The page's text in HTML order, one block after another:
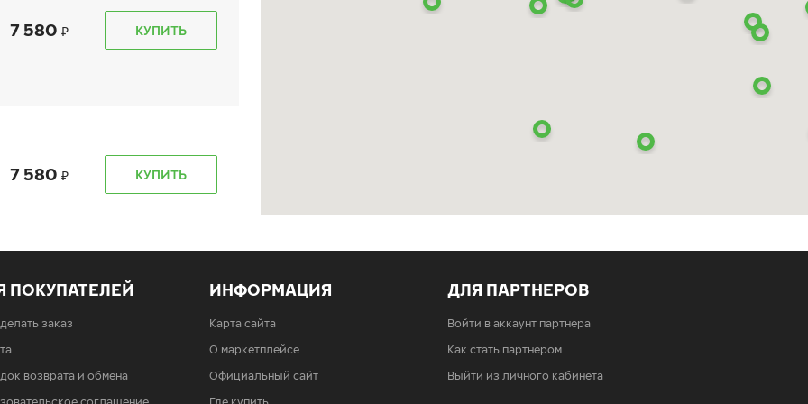
7 580 КУПИТЬ
7 580 КУПИТЬ
7 580
ПОКУПАТЕЛЕЙ
заказ
возврата и обмена
ИНФОРМАЦИЯ
Карта сайта
О маркетплейсе
Официальный сайт
ДЛЯ ПАРТНЕРОВ
Войти в аккаунт партнера
Как стать партнером
Выйти из личного кабинета